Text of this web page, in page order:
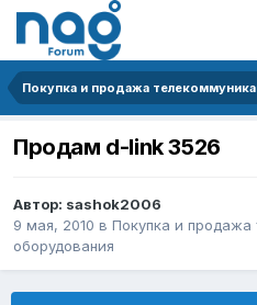
Продам d-link 3526
Автор: sashok2006
9 мая, 2010 в Покупка и продажа
оборудования